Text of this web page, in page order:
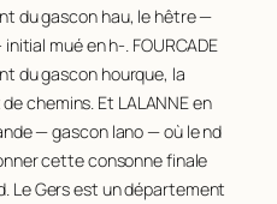
du gascon hau, le hêtre —
initial mué enh- . FOURCADE
du gascon hourque, la
chemins. Et LALANNE en
— gascon lano— où lend
cette consonne finale
Le Gers est un département